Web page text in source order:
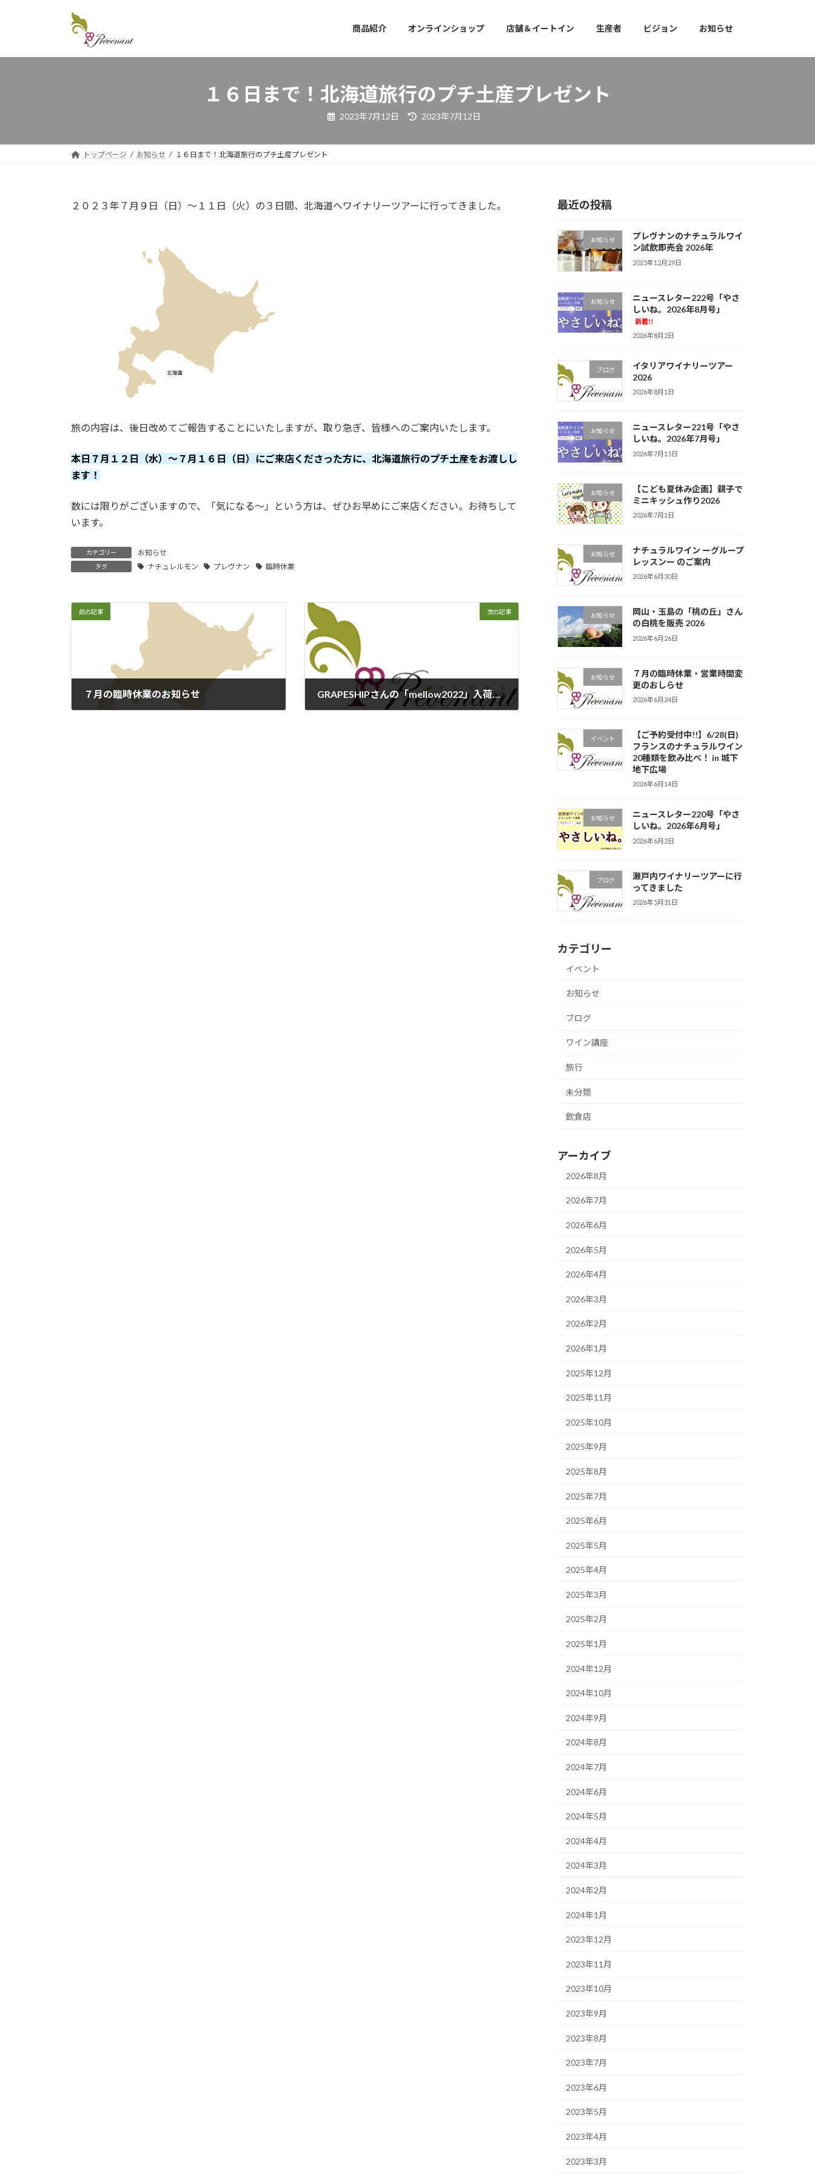
商品紹介 オンラインショップ 店舗＆イートイン 生産者 ビジョン お知らせ
１６日まで！北海道旅行のプチ土産プレゼント
2023年7月12日
最
2023年7月12日
トップページ お知らせ １６日まで！北海道旅行のプチ土産プレゼント
２０２３年７月９日（日）〜１１日（火）の３日間、北海道へワイナリーツアーに行ってきました。
旅の内容は、後日改めてご報告することにいたしますが、取り急ぎ、皆様へのご案内いたします。
本日７月１２日（水）〜７月１６日（日）にご来店くださった方に、北海道旅行のプチ土産をお渡しし
ます！
数には限りがございますので、「気になる〜」という方は、ぜひお早めにご来店ください。お待ちして
います。
カテゴリー お知らせ
タグ ナチュレルモン プレヴナン 臨時休業
前の記事
７月の臨時休業のお知らせ
次の記事
GRAPESHIPさんの「mellow2022」入荷しました。
最近の投稿
お知らせ
プレヴナンのナチュラルワイ
ン試飲即売会 2026年
2025年12月29日
お知らせ
ニュースレター222号「やさ
しいね。2026年8月号」
新着!!
2026年8月2日
ブログ
イタリアワイナリーツアー
2026
2026年8月1日
お知らせ
ニュースレター221号「やさ
しいね。2026年7月号」
2026年7月15日
お知らせ
【こども夏休み企画】親子で
ミニキッシュ作り2026
2026年7月1日
お知らせ
ナチュラルワイン ーグループ
レッスンー のご案内
2026年6月30日
お知らせ
岡山・玉島の「桃の丘」さん
の白桃を販売 2026
2026年6月26日
お知らせ
７月の臨時休業・営業時間変
更のおしらせ
2026年6月24日
イベント
【ご予約受付中!!】6/28(日)
フランスのナチュラルワイン
20種類を飲み比べ！ in 城下
地下広場
2026年6月14日
お知らせ
ニュースレター220号「やさ
しいね。2026年6月号」
2026年6月2日
ブログ
瀬戸内ワイナリーツアーに行
ってきました
2026年5月31日
カテゴリー
イベント
お知らせ
ブログ
ワイン講座
旅行
未分類
飲食店
アーカイブ
2026年8月
2026年7月
2026年6月
2026年5月
2026年4月
2026年3月
2026年2月
2026年1月
2025年12月
2025年11月
2025年10月
2025年9月
2025年8月
2025年7月
2025年6月
2025年5月
2025年4月
2025年3月
2025年2月
2025年1月
2024年12月
2024年10月
2024年9月
2024年8月
2024年7月
2024年6月
2024年5月
2024年4月
2024年3月
2024年2月
2024年1月
2023年12月
2023年11月
2023年10月
2023年9月
2023年8月
2023年7月
2023年6月
2023年5月
2023年4月
2023年3月